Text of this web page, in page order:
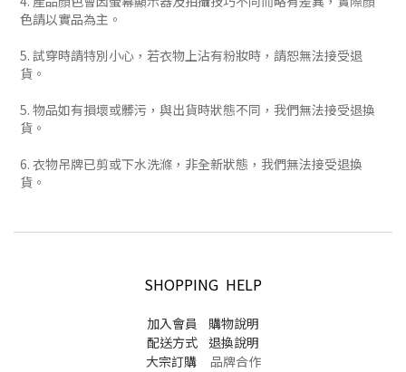
色請以實品為主。
5. 試穿時請特別小心，若衣物上沾有粉妝時，請恕無法接受退
貨。
5. 物品如有損壞或髒污，與出貨時狀態不同，我們無法接受退換
貨。
6. 衣物吊牌已剪或下水洗滌，非全新狀態，我們無法接受退換
貨。
SHOPPING HELP
加入會員
購物說明
配送方式
退換說明
大宗訂購品牌合作